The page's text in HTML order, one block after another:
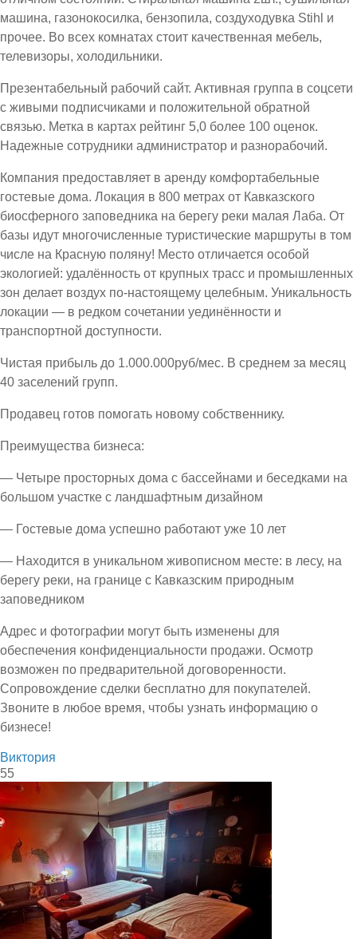
машина, газонокосилка, бензопила, создуходувка Stihl и
прочее. Во всех комнатах стоит качественная мебель,
телевизоры, холодильники.
Презентабельный рабочий сайт. Активная группа в соцсети
с живыми подписчиками и положительной обратной
связью. Метка в картах рейтинг 5,0 более 100 оценок.
Надежные сотрудники администратор и разнорабочий.
Компания предоставляет в аренду комфортабельные
гостевые дома. Локация в 800 метрах от Кавказского
биосферного заповедника на берегу реки малая Лаба. От
базы идут многочисленные туристические маршруты в том
числе на Красную поляну! Место отличается особой
экологией: удалённость от крупных трасс и промышленных
зон делает воздух по-настоящему целебным. Уникальность
локации — в редком сочетании уединённости и
транспортной доступности.
Чистая прибыль до 1.000.000руб/мес. В среднем за месяц
40 заселений групп.
Продавец готов помогать новому собственнику.
Преимущества бизнеса:
— Четыре просторных дома с бассейнами и беседками на
большом участке с ландшафтным дизайном
— Гостевые дома успешно работают уже 10 лет
— Находится в уникальном живописном месте: в лесу, на
берегу реки, на границе с Кавказским природным
заповедником
Адрес и фотографии могут быть изменены для
обеспечения конфиденциальности продажи. Осмотр
возможен по предварительной договоренности.
Сопровождение сделки бесплатно для покупателей.
Звоните в любое время, чтобы узнать информацию о
бизнесе!
Виктория
55